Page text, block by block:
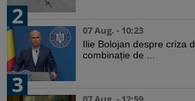
2
07 Aug. - 10:23
Ilie Bolojan despre criza
combinație de ...
3